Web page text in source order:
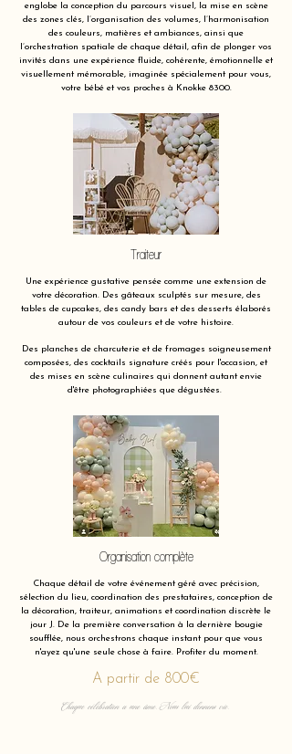
englobe la conception du parcours visuel, la mise en scène
des zones clés, l’organisation des volumes, l’harmonisation
des couleurs, matières et ambiances, ainsi que
l’orchestration spatiale de chaque détail, afin de plonger vos
invités dans une expérience fluide, cohérente, émotionnelle et
visuellement mémorable, imaginée spécialement pour vous,
votre bébé et vos proches à Knokke 8300.
Traiteur
Une expérience gustative pensée comme une extension de
votre décoration. Des gâteaux sculptés sur mesure, des
tables de cupcakes, des candy bars et des desserts élaborés
autour de vos couleurs et de votre histoire.
Des planches de charcuterie et de fromages soigneusement
composées, des cocktails signature créés pour l'occasion, et
des mises en scène culinaires qui donnent autant envie
d'être photographiées que dégustées.
Organisation complète
Chaque détail de votre événement géré avec précision,
sélection du lieu, coordination des prestataires, conception de
la décoration, traiteur, animations et coordination discrète le
jour J. De la première conversation à la dernière bougie
soufflée, nous orchestrons chaque instant pour que vous
n'ayez qu'une seule chose à faire. Profiter du moment.
A partir de 800€
Chaque célébration a une âme. Nous lui donnons vie.